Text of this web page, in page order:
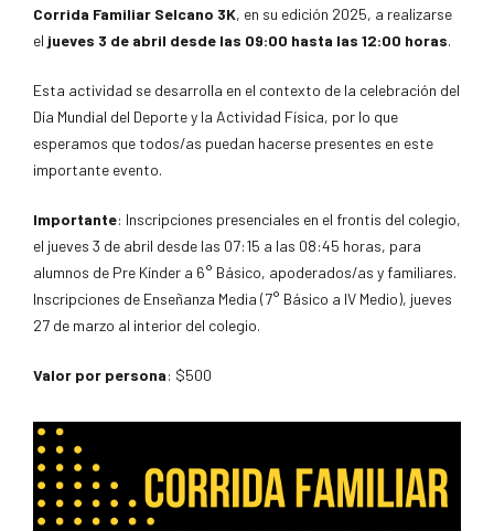
Corrida Familiar Selcano 3K, en su edición 2025, a realizarse
el jueves 3 de abril desde las 09:00 hasta las 12:00 horas.
Esta actividad se desarrolla en el contexto de la celebración del
Día Mundial del Deporte y la Actividad Física, por lo que
esperamos que todos/as puedan hacerse presentes en este
importante evento.
Importante: Inscripciones presenciales en el frontis del colegio,
el jueves 3 de abril desde las 07:15 a las 08:45 horas, para
alumnos de Pre Kínder a 6° Básico, apoderados/as y familiares.
Inscripciones de Enseñanza Media (7° Básico a IV Medio), jueves
27 de marzo al interior del colegio.
Valor por persona: $500